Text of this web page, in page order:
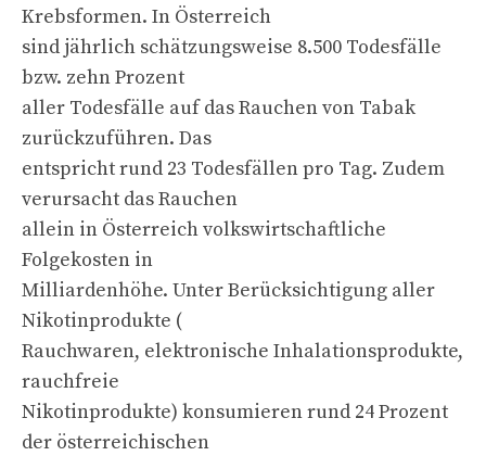
Krebsformen. In Österreich
sind jährlich schätzungsweise 8.500 Todesfälle
bzw. zehn Prozent
aller Todesfälle auf das Rauchen von Tabak
zurückzuführen. Das
entspricht rund 23 Todesfällen pro Tag. Zudem
verursacht das Rauchen
allein in Österreich volkswirtschaftliche
Folgekosten in
Milliardenhöhe. Unter Berücksichtigung aller
Nikotinprodukte (
Rauchwaren, elektronische Inhalationsprodukte,
rauchfreie
Nikotinprodukte) konsumieren rund 24 Prozent
der österreichischen